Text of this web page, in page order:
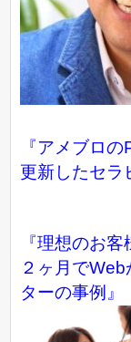
『アメブロ
更新したセラ
『理想のお
２ヶ月で
ターの事例』